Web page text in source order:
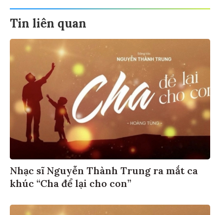
Tin liên quan
Nhạc sĩ Nguyễn Thành Trung ra mắt ca
khúc “Cha để lại cho con”